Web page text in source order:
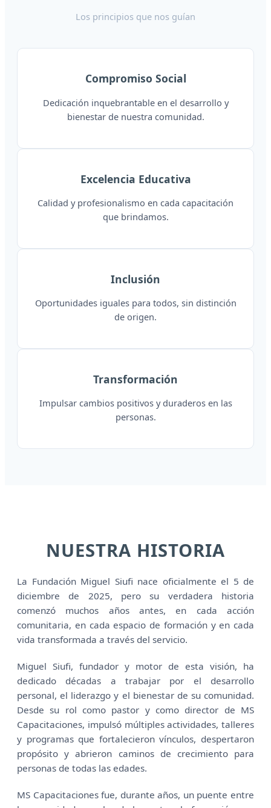
Los principios que nos guían
Compromiso Social
Dedicación inquebrantable en el desarrollo y
bienestar de nuestra comunidad.
Excelencia Educativa
Calidad y profesionalismo en cada capacitación
que brindamos.
Inclusión
Oportunidades iguales para todos, sin distinción
de origen.
Transformación
Impulsar cambios positivos y duraderos en las
personas.
NUESTRA HISTORIA
La Fundación Miguel Siufi nace oficialmente el 5 de
diciembre de 2025, pero su verdadera historia
comenzó muchos años antes, en cada acción
comunitaria, en cada espacio de formación y en cada
vida transformada a través del servicio.
Miguel Siufi, fundador y motor de esta visión, ha
dedicado décadas a trabajar por el desarrollo
personal, el liderazgo y el bienestar de su comunidad.
Desde su rol como pastor y como director de MS
Capacitaciones, impulsó múltiples actividades, talleres
y programas que fortalecieron vínculos, despertaron
propósito y abrieron caminos de crecimiento para
personas de todas las edades.
MS Capacitaciones fue, durante años, un puente entre